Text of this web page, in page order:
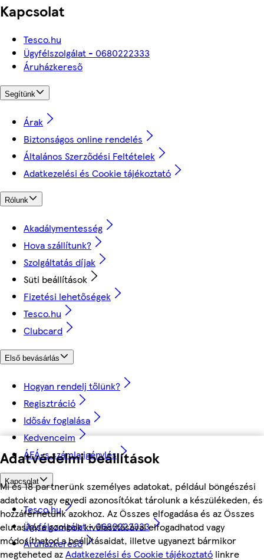
Adatvédelmi beállítások
Mi és 18 partnerünk személyes adatokat, például böngészési
adatokat vagy egyedi azonosítókat tárolunk a készülékeden, és
hozzáférhetünk azokhoz. Az Összes elfogadása és az Összes
elutasítása gombok kiválasztásával elfogadhatod vagy
módosíthatod a beállításaidat, illetve ugyanezt bármikor
megteheted azAdatkezelési és Cookie tájékoztató linkre
Kapcsolat
Tesco.hu
Ügyfélszolgálat - 0680222333
Áruházkereső
Segítünk
Árak
Biztonságos online rendelés
Általános Szerződési Feltételek
Adatkezelési és Cookie tájékoztató
Rólunk
Akadálymentesség
Hova szállítunk?
Szolgáltatás díjak
Süti beállítások
Fizetési lehetőségek
Tesco.hu
Clubcard
Első bevásárlás
Hogyan rendelj tőlünk?
Regisztráció
Idősáv foglalása
Kedvenceim
ÁFÁ-s számla igénylés
Kapcsolat
Tesco.hu
Ügyfélszolgálat - 0680222333
Áruházkereső